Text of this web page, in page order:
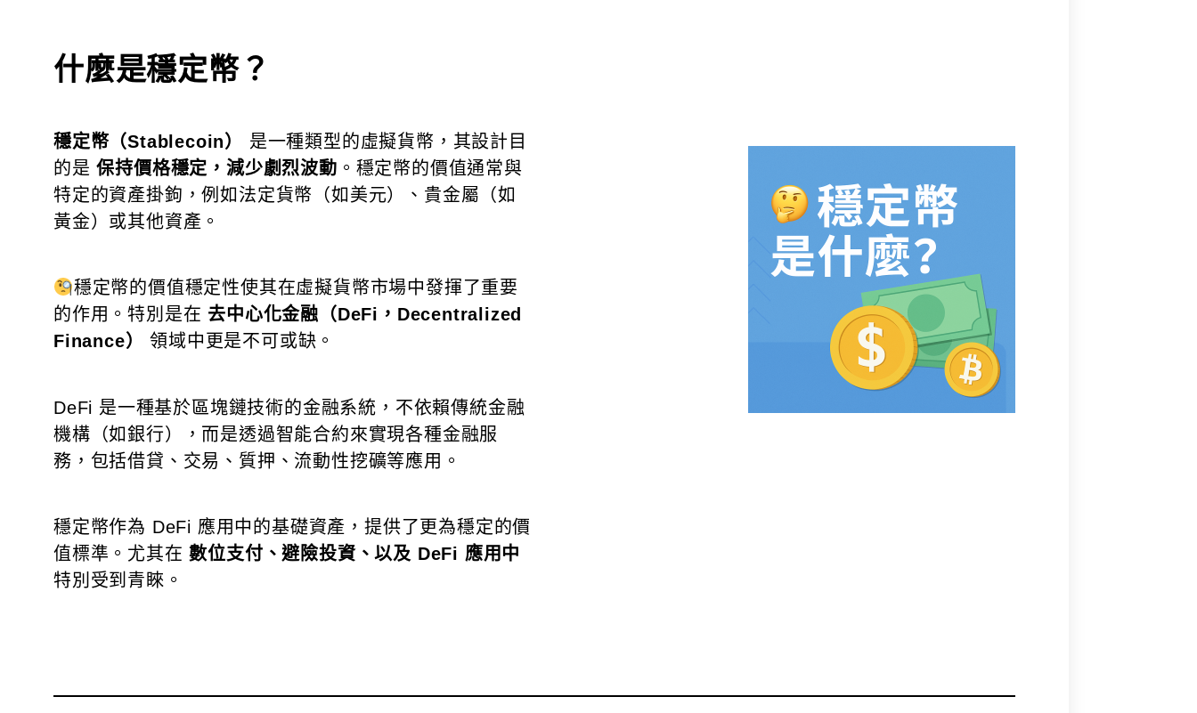
什麼是穩定幣？
穩定幣（Stablecoin）
是一種類型的虛擬貨幣，其設計目
的是保持價格穩定，減少劇烈波動 。穩定幣的價值通常與
特定的資產掛鉤，例如法定貨幣（如美元）、貴金屬（如
黃金）或其他資產。
穩定幣的價值穩定性使其在虛擬貨幣市場中發揮了重要
的作用。特別是在 去中心化金融（DeFi，Decentralized
Finance）
領域中更是不可或缺。
DeFi 是一種基於區塊鏈技術的金融系統，不依賴傳統金融
機構（如銀行），而是透過智能合約來實現各種金融服
務，包括借貸、交易、質押、流動性挖礦等應用。
穩定幣作為 DeFi 應用中的基礎資產，提供了更為穩定的價
值標準。尤其在數位支付、避險投資、以及 DeFi 應用中
特別受到青睞。